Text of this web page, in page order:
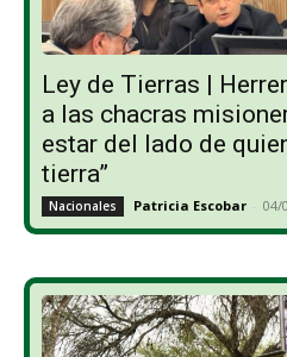
Ley de Tierras |
a las chacras
estar del lado de
tierra”
Nacionales Patricia Escobar - 04/